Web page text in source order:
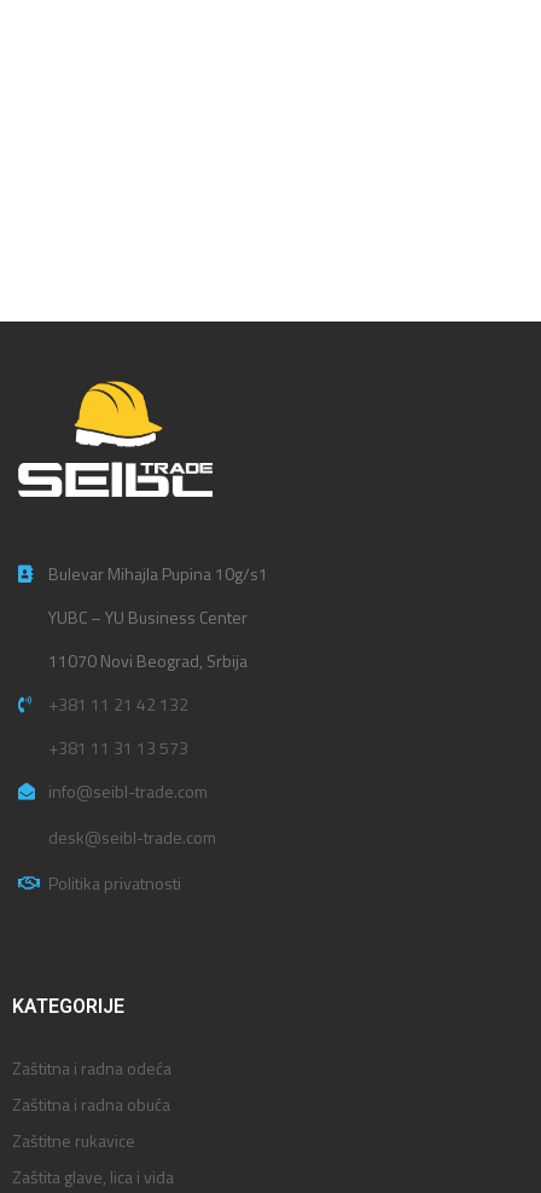
Bulevar Mihajla Pupina 10g/s1
YUBC – YU Business Center
11070 Novi Beograd, Srbija
+381 11 21 42 132
+381 11 31 13 573
info@seibl-trade.com
desk@seibl-trade.com
Politika privatnosti
KATEGORIJE
Zaštitna i radna odeća
Zaštitna i radna obuća
Zaštitne rukavice
Zaštita glave, lica i vida